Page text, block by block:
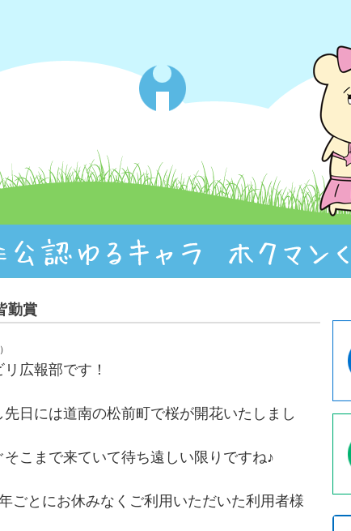
勤賞
広報部です！
日には道南の松前町で桜が開花いたしまし
こまで来ていて待ち遠しい限りですね♪
ごとにお休みなくご利用いただいた利用者様